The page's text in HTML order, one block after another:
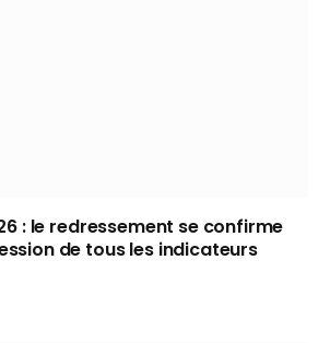
: le redressement se confirme
de tous les indicateurs